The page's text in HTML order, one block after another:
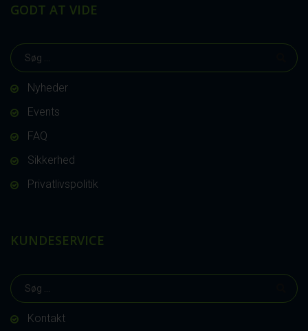
GODT AT VIDE
Nyheder
Events
FAQ
Sikkerhed
Privatlivspolitik
KUNDESERVICE
Kontakt